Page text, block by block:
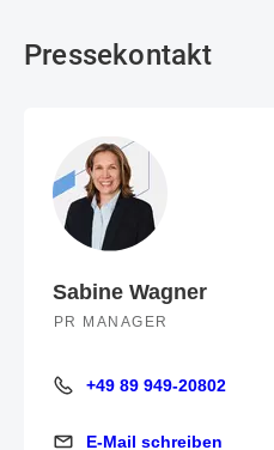
Pressekontakt
Sabine Wagner
PR MANAGER
+49 89 949-20802
+49 89 949-20802
E-Mail schreiben
E-Mail schreiben